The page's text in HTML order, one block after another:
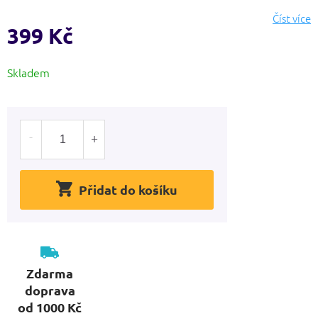
5
hvězdiček.
Číst více
399 Kč
cena:
Skladem
Přidat do košíku
Zdarma
doprava
od 1000 Kč